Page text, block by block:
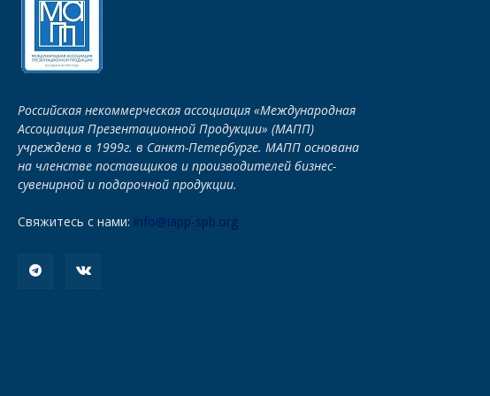
Российская некоммерческая ассоциация «Международная
Ассоциация Презентационной Продукции» (МАПП)
учреждена в 1999г. в Санкт-Петербурге. МАПП основана
на членстве поставщиков и производителей бизнес-
сувенирной и подарочной продукции.
Свяжитесь с нами: info@iapp-spb.org